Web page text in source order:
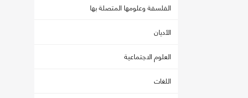
الفلسفة وعلومها المتصلة بها
الأديان
العلوم الاجتماعية
اللغات